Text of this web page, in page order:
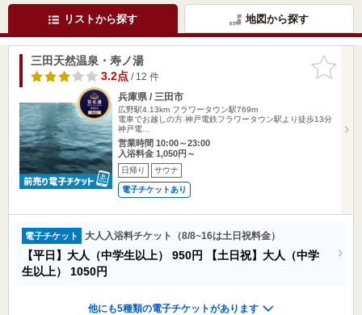
リストから探す 地図から探す
お気に入
りに追加
三田天然温泉・寿ノ湯
3.2点/ 12 件
兵庫県 / 三田市
広野駅4.13km フラワータウン駅769m
電車でお越しの方 神戸電鉄フラワータウン駅より徒歩13分
神戸電…
営業時間 10:00～23:00
入浴料金 1,050円～
日帰り サウナ
電子チケットあり
電子チケット 大人入浴料チケット（8/8~16は土日祝料金）
【平日】大人（中学生以上） 950円
【土日祝】大人（中学
生以上） 1050円
他にも5種類の電子チケットがあります